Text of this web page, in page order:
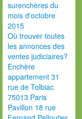
surenchères du
mois d'octobre
2015
Où trouver toutes
les annonces des
ventes judiciaires?
Enchère
appartement 31
rue de Tolbiac
75013 Paris
Pavillon 18 rue